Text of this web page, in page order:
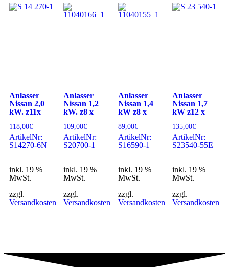
Anlasser
Nissan 2,0
kW. z11x
118,00€
ArtikelNr:
S14270-6N
inkl. 19 %
MwSt.
zzgl.
Versandkosten
Anlasser
Nissan 1,2
kW. z8 x
109,00€
ArtikelNr:
S20700-1
inkl. 19 %
MwSt.
zzgl.
Versandkosten
Anlasser
Nissan 1,4
kW z8 x
89,00€
ArtikelNr:
S16590-1
inkl. 19 %
MwSt.
zzgl.
Versandkosten
Anlasser
Nissan 1,7
kW z12 x
135,00€
ArtikelNr:
S23540-55E
inkl. 19 %
MwSt.
zzgl.
Versandkosten